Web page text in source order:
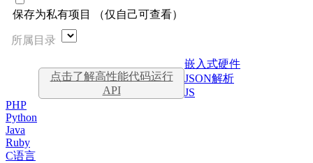
保存为私有项目 （仅自己可查看）
所属目录
点击了解高性能代码运行
API
嵌入式硬件
JSON解析
JS
PHP
Python
Java
Ruby
C语言